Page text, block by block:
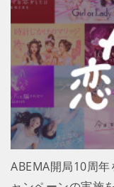
ABEMA開局10周